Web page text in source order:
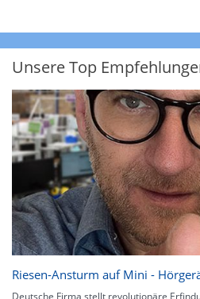
Unsere Top
Riesen-Ansturm auf Mini -
Deutsche Firma stellt revolutionäre